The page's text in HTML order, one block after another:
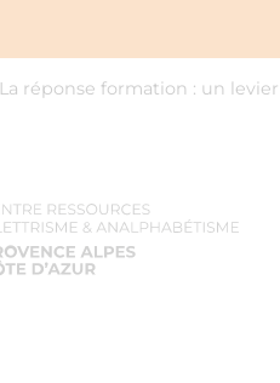
La réponse formation : un